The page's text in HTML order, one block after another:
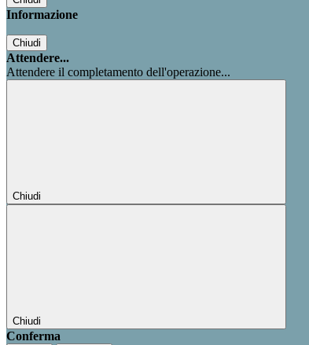
Informazione
Chiudi
Attendere...
Attendere il completamento dell'operazione...
Chiudi
Chiudi
Conferma